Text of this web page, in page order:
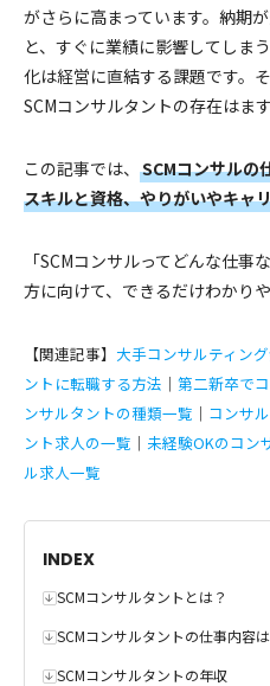
がさらに高まっています。納期
と、すぐに業績に影響してしま
化は経営に直結する課題です。
SCMコンサルタントの存在はま
この記事では、 SCMコンサルの
スキルと資格、やりがいやキャ
「SCMコンサルってどんな仕事
方に向けて、できるだけわかり
【関連記事】 大手コンサルティン
ントに転職する方法 ｜ 第二新卒で
ンサルタントの種類一覧 ｜ コンサ
ント求人の一覧 ｜ 未経験OKのコン
ル求人一覧
INDEX
SCMコンサルタントとは？
SCMコンサルタントの仕事内容
SCMコンサルタントの年収